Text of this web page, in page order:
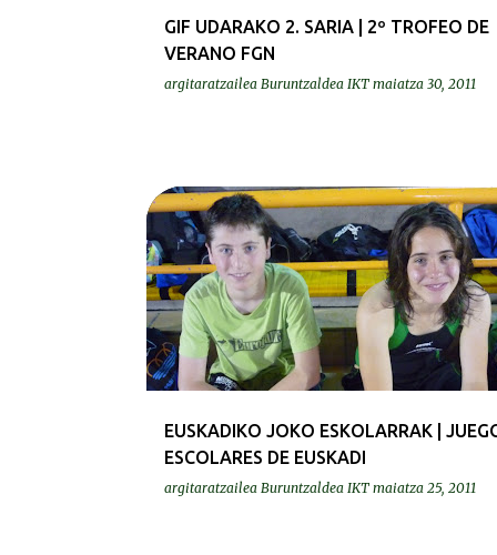
GIF UDARAKO 2. SARIA | 2º TROFEO DE
VERANO FGN
argitaratzailea Buruntzaldea IKT maiatza 30, 2011
EUSKADIKO JOKO ESKOLARRAK |
ESCOLARES DE EUSKADI
argitaratzailea Buruntzaldea IKT maiatza 25, 2011
SELEKZIOA | SELECCION